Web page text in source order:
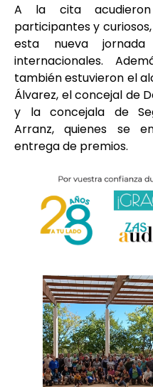
A la cita
participantes y
esta nueva
internacionales.
también estuvieron el
Álvarez, el concejal de
y la concejala de
Arranz, quienes se
entrega de premios.